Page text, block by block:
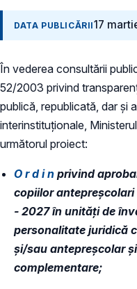
DATA PUBLICĂRII17
În vederea consultării
52/2003 privind
publică, republicată, dar și
interinstituționale,
următorul proiect:
O r d i n privind
copiilor
- 2027 în unități de
personalitate juridică
și/sau antepreșcolar
complementare;